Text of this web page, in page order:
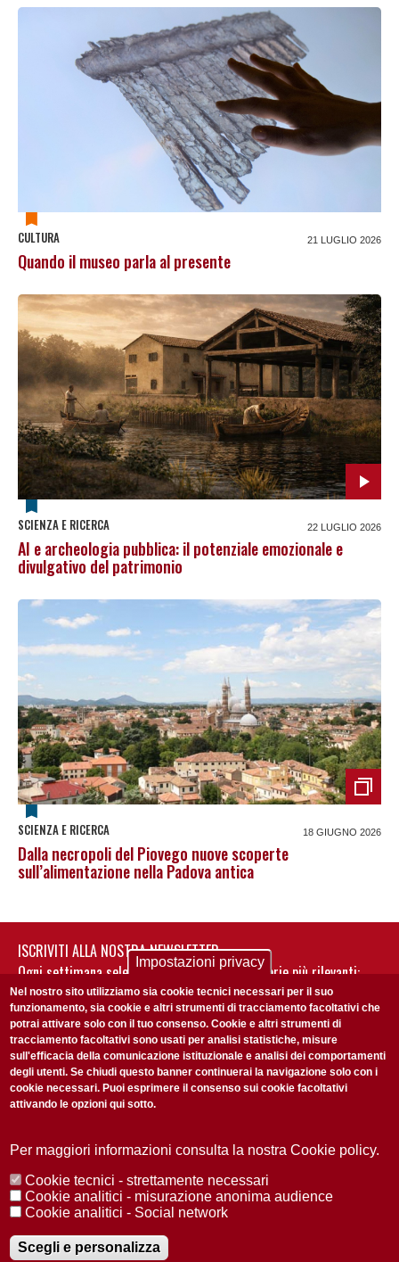
CULTURA 21 LUGLIO 2026
Quando il museo parla al presente
SCIENZA E RICERCA 22 LUGLIO 2026
AI e archeologia pubblica: il potenziale emozionale e
divulgativo del patrimonio
SCIENZA E RICERCA 18 GIUGNO 2026
Dalla necropoli del Piovego nuove scoperte
sull’alimentazione nella Padova antica
ISCRIVITI ALLA NOSTRA NEWSLETTER
Ogni settimana selezioniamo per te nostre storie più rilevanti:
non perderti gli aggiornamenti della nostra newsletter
Accetto laPrivacy Policy
Redazione Copyright Privacy
Area stampa
© 2025 Università di Padova
Registrazione presso il Tribunale di Padova n. 2097/2012 del 18 giugno
2012
Impostazioni privacy
Nel nostro sito utilizziamo sia cookie tecnici necessari per il suo
funzionamento, sia cookie e altri strumenti di tracciamento facoltativi che
potrai attivare solo con il tuo consenso. Cookie e altri strumenti di
tracciamento facoltativi sono usati per analisi statistiche, misure
sull'efficacia della comunicazione istituzionale e analisi dei comportamenti
degli utenti. Se chiudi questo banner continuerai la navigazione solo con i
cookie necessari. Puoi esprimere il consenso sui cookie facoltativi
attivando le opzioni qui sotto.
Per maggiori informazioni consulta la nostra Cookie policy.
Cookie tecnici - strettamente necessari
Cookie analitici - misurazione anonima audience
Cookie analitici - Social network
Scegli e personalizza